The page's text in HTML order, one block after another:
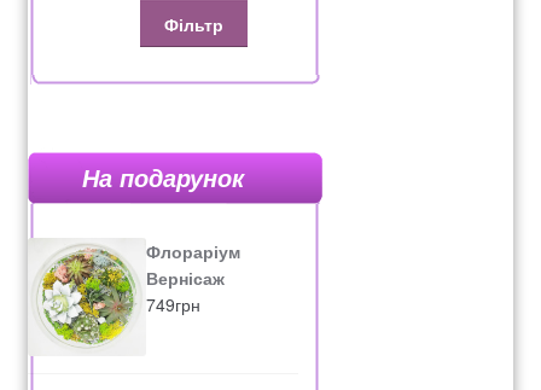
Фільтр
На подарунок
Флораріум
Вернісаж
749грн